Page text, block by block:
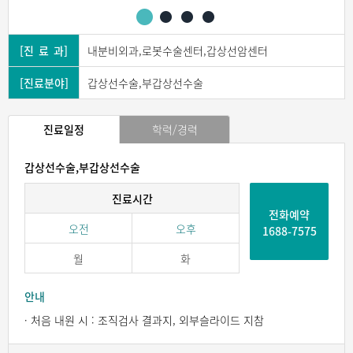
[진 료 과] 내분비외과,로봇수술센터,갑상선암센터
[진료분야] 갑상선수술,부갑상선수술
진료일정 학력/경력
갑상선수술,부갑상선수술
진료시간
오전
오후
월
화
전화예약
1688-7575
안내
· 처음 내원 시 : 조직검사 결과지, 외부슬라이드 지참